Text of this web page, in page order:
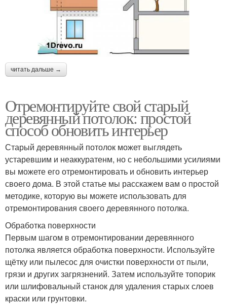
читать дальше →
Отремонтируйте свой старый
деревянный потолок: простой
способ обновить интерьер
Старый деревянный потолок может выглядеть
устаревшим и неаккуратенм, но с небольшими усилиями
вы можете его отремонтировать и обновить интерьер
своего дома. В этой статье мы расскажем вам о простой
методике, которую вы можете использовать для
отремонтирования своего деревянного потолка.
Обработка поверхности
Первым шагом в отремонтировании деревянного
потолка является обработка поверхности. Используйте
щётку или пылесос для очистки поверхности от пыли,
грязи и других загрязнений. Затем используйте топорик
или шлифовальный станок для удаления старых слоев
краски или грунтовки.